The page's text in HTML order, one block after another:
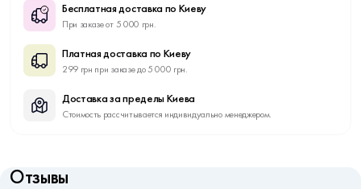
Бесплатная доставка по Киеву
При заказе от 5 000 грн.
Платная доставка по Киеву
299 грн при заказе до 5 000 грн.
Доставка за пределы Киева
Стоимость рассчитывается индивидуально менеджером.
Отзывы